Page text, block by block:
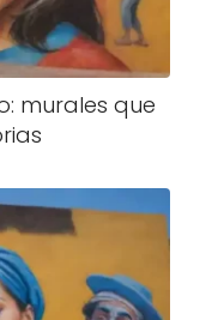
murales que